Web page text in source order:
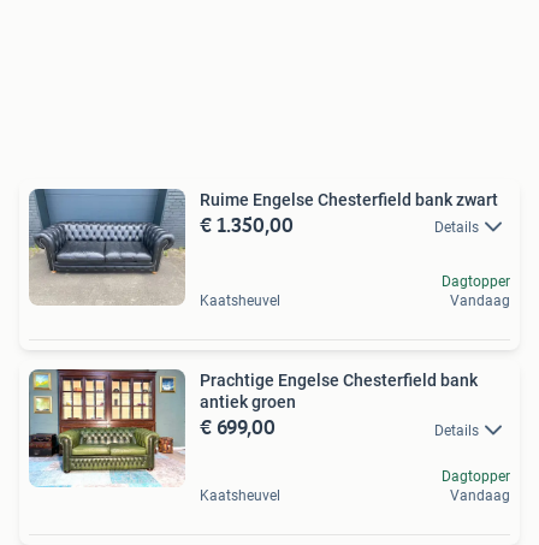
Ruime Engelse Chesterfield bank zwart
€ 1.350,00 Details
Kaatsheuvel
Dagtopper
Vandaag
Prachtige Engelse Chesterfield bank
antiek groen
€ 699,00 Details
Kaatsheuvel
Dagtopper
Vandaag